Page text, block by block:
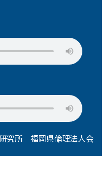
究所 福岡県倫理法人会